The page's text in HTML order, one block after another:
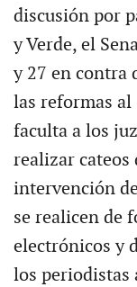
discusión por
y Verde, el
y 27 en contra
las reformas
faculta a los
realizar
intervención
se realicen de
electrónicos y
los periodistas